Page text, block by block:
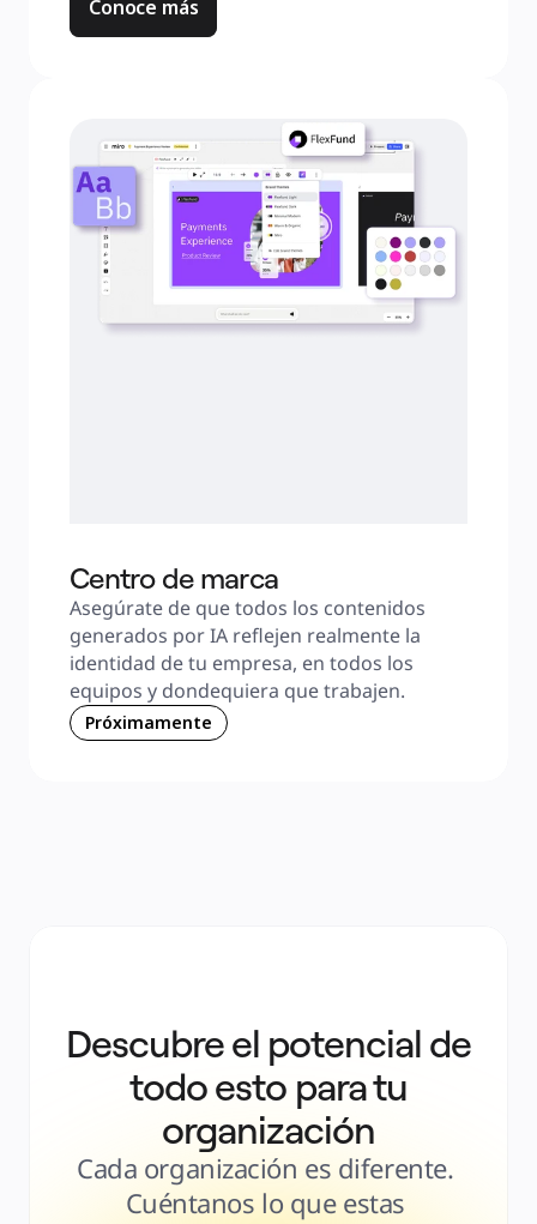
Conoce más
Centro de marca
Asegúrate de que todos los contenidos
generados por IA reflejen realmente la
identidad de tu empresa, en todos los
equipos y dondequiera que trabajen.
Próximamente
Descubre el potencial de
todo esto para tu
organización
Cada organización es diferente.
Cuéntanos lo que estas